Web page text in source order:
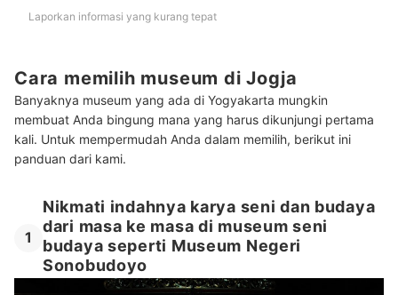
Baca juga rekomendasi penginapan dan wisata Jogja lainnya di sini
Laporkan informasi yang kurang tepat
Cara memilih museum di Jogja
Banyaknya museum yang ada di Yogyakarta mungkin
membuat Anda bingung mana yang harus dikunjungi pertama
kali. Untuk mempermudah Anda dalam memilih, berikut ini
panduan dari kami.
1
Nikmati indahnya karya seni dan budaya
dari masa ke masa di museum seni
budaya seperti Museum Negeri
Sonobudoyo